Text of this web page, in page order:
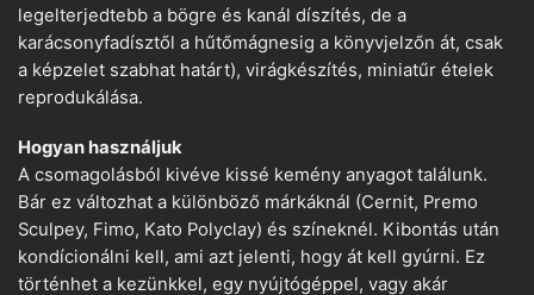
legelterjedtebb a bögre és kanál díszítés, de a
karácsonyfadísztől a hűtőmágnesig a könyvjelzőn át, csak
a képzelet szabhat határt), virágkészítés, miniatűr ételek
reprodukálása.
Hogyan használjuk
A csomagolásból kivéve kissé kemény anyagot találunk.
Bár ez változhat a különböző márkáknál (Cernit, Premo
Sculpey, Fimo, Kato Polyclay) és színeknél. Kibontás után
kondícionálni kell, ami azt jelenti, hogy át kell gyúrni. Ez
történhet a kezünkkel, egy nyújtógéppel, vagy akár